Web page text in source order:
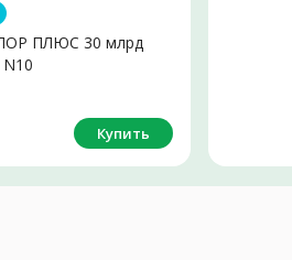
ПЛЮС 30 млрд
Купить